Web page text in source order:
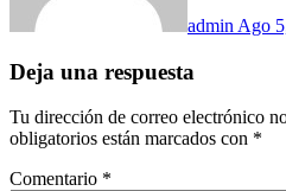
admin Ago
Deja una respuesta
Tu dirección de correo electrónico
obligatorios están marcados con *
Comentario *